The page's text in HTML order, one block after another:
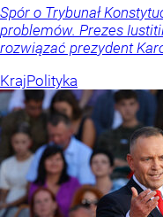
Spór o Trybunał
problemów. Prezes
rozwiązać prezydent
KrajPolityka